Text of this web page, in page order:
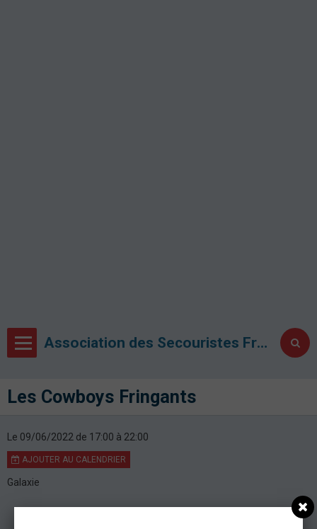
Association des Secouristes Français Croix Blanche de Metz
Les Cowboys Fringants
Le 09/06/2022 de 17:00 à 22:00
AJOUTER AU CALENDRIER
Galaxie